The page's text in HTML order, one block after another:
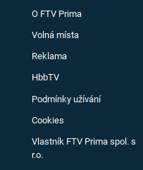
O FTV Prima
Volná místa
Reklama
HbbTV
Podmínky užívání
Cookies
Vlastník FTV Prima spol. s
r.o.